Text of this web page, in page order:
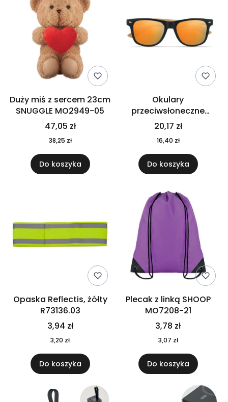
Duży miś z sercem 23cm
SNUGGLE MO2949-05
47,05 zł
38,25 zł
Do koszyka
Okulary
przeciwsłoneczne
CALIFORNIA TOUCH
MO9617-10
20,17 zł
16,40 zł
Do koszyka
Opaska Reflectis, żółty
R73136.03
3,94 zł
3,20 zł
Do koszyka
Plecak z linką SHOOP
MO7208-21
3,78 zł
3,07 zł
Do koszyka